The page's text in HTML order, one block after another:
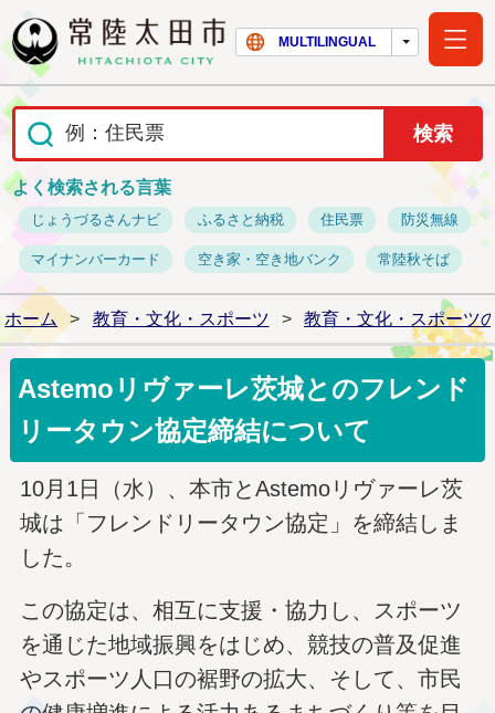
常陸太田市ホー
MULTILINGUAL
よく検索される言葉
じょうづるさんナビ ふるさと納税 住民票 防災無線
マイナンバーカード 空き家・空き地バンク 常陸秋そば
ホーム > 教育・文化・スポーツ > 教育・文化・スポーツ
Astemoリヴァーレ茨城とのフレンド
リータウン協定締結について
10月1日（水）、本市とAstemoリヴァーレ茨
城は「フレンドリータウン協定」を締結しま
した。
この協定は、相互に支援・協力し、スポーツ
を通じた地域振興をはじめ、競技の普及促進
やスポーツ人口の裾野の拡大、そして、市民